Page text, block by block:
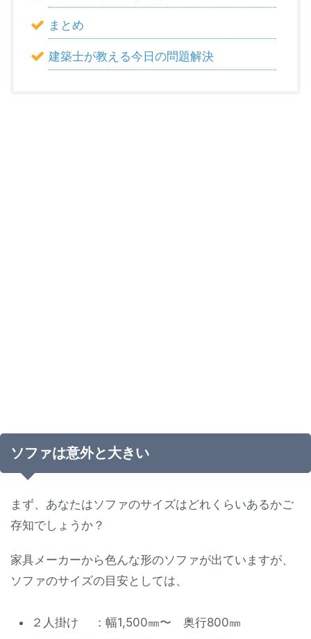
まとめ
建築士が教える今日の問題解決
ソファは意外と大きい
まず、あなたはソファのサイズはどれくらいあるかご
存知でしょうか？
家具メーカーから色んな形のソファが出ていますが、
ソファのサイズの目安としては、
２人掛け ：幅1,500㎜〜 奥行800㎜